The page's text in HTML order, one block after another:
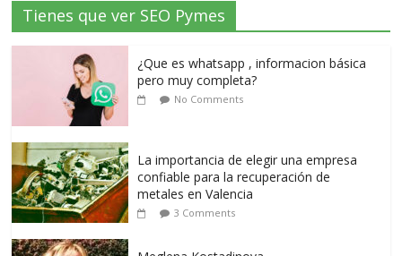
Tienes que ver SEO Pymes
¿Que es whatsapp , informacion básica
pero muy completa?
No Comments
La importancia de elegir una empresa
confiable para la recuperación de
metales en Valencia
3 Comments